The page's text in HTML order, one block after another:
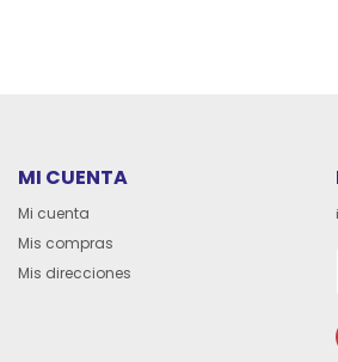
MI CUENTA
Mi cuenta
Mis compras
Mis direcciones